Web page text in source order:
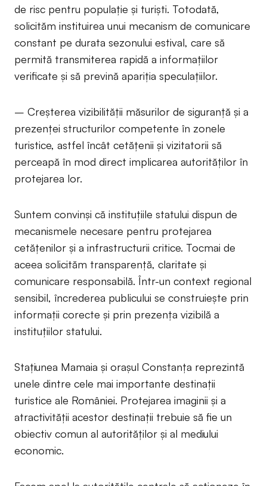
de risc pentru populație și turiști. Totodată,
solicităm instituirea unui mecanism de comunicare
constant pe durata sezonului estival, care să
permită transmiterea rapidă a informațiilor
verificate și să prevină apariția speculațiilor.
– Creșterea vizibilității măsurilor de siguranță și a
prezenței structurilor competente în zonele
turistice, astfel încât cetățenii și vizitatorii să
perceapă în mod direct implicarea autorităților în
protejarea lor.
Suntem convinși că instituțiile statului dispun de
mecanismele necesare pentru protejarea
cetățenilor și a infrastructurii critice. Tocmai de
aceea solicităm transparență, claritate și
comunicare responsabilă. Într-un context regional
sensibil, încrederea publicului se construiește prin
informații corecte și prin prezența vizibilă a
instituțiilor statului.
Stațiunea Mamaia și orașul Constanța reprezintă
unele dintre cele mai importante destinații
turistice ale României. Protejarea imaginii și a
atractivității acestor destinații trebuie să fie un
obiectiv comun al autorităților și al mediului
economic.